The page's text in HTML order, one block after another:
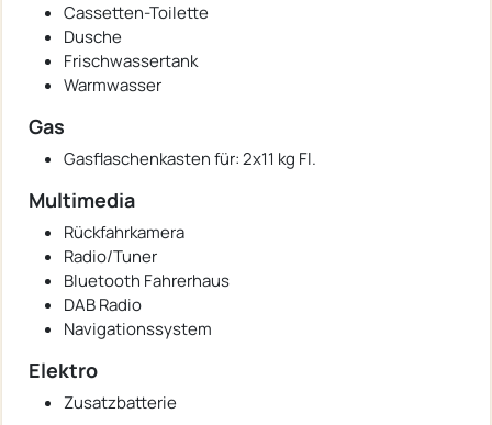
Cassetten-Toilette
Dusche
Frischwassertank
Warmwasser
Gas
Gasflaschenkasten für: 2x11 kg Fl.
Multimedia
Rückfahrkamera
Radio/Tuner
Bluetooth Fahrerhaus
DAB Radio
Navigationssystem
Elektro
Zusatzbatterie